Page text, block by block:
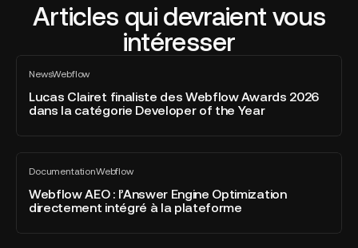
Articles qui devraient vous
intéresser
NewsWebflow
Tout
voir
Lucas Clairet finaliste des Webflow Awards 2026
dans la catégorie Developer of the Year
Lucas
Clairet
finaliste
des
dans
catégorie
Developer
DocumentationWebflow
Tout
voir
Webflow AEO : l’Answer Engine Optimization
directement intégré à la plateforme
Webflow
AEO
l’Answer